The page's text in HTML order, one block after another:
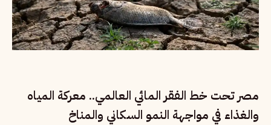
مصر تحت خط الفقر المائي العالمي.. معركة المياه
والغذاء في مواجهة النمو السكاني والمناخ